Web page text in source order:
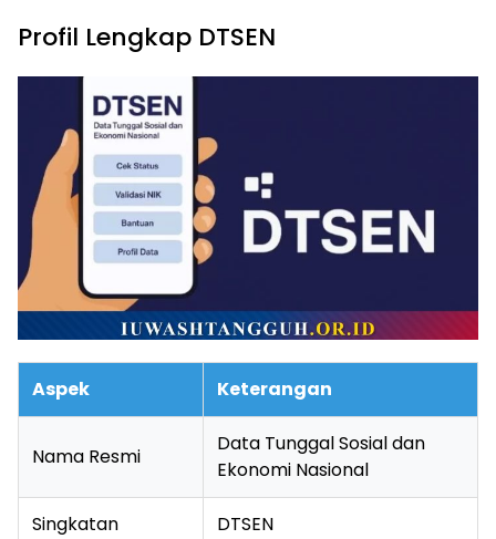
Profil Lengkap DTSEN
Aspek Keterangan
Nama Resmi
Data Tunggal Sosial dan
Ekonomi Nasional
Singkatan DTSEN